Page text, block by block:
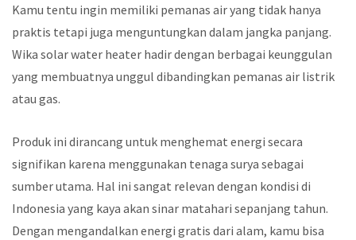
Kamu tentu ingin memiliki pemanas air yang tidak hanya
praktis tetapi juga menguntungkan dalam jangka panjang.
Wika solar water heater hadir dengan berbagai keunggulan
yang membuatnya unggul dibandingkan pemanas air listrik
atau gas.
Produk ini dirancang untuk menghemat energi secara
signifikan karena menggunakan tenaga surya sebagai
sumber utama. Hal ini sangat relevan dengan kondisi di
Indonesia yang kaya akan sinar matahari sepanjang tahun.
Dengan mengandalkan energi gratis dari alam, kamu bisa